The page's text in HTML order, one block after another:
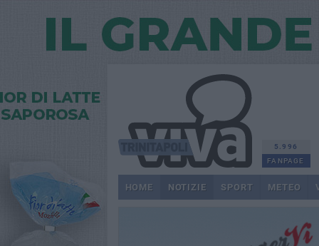
5.996
FANPAGE
HOME NOTIZIE SPORT METEO